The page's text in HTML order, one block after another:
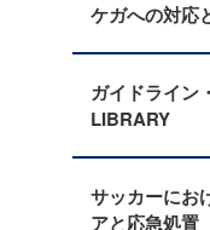
ケガへの対応
ガイドライン
LIBRARY
サッカーにお
アと応急処置